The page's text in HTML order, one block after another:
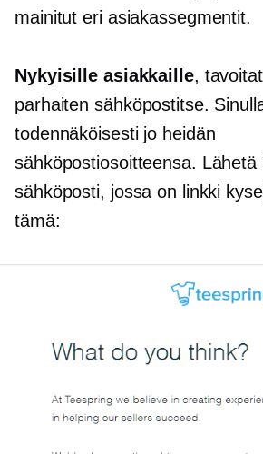
mainitut eri asiakassegmentit.
Nykyisille asiakkaille,
parhaiten sähköpostitse.
todennäköisesti jo heidän
sähköpostiosoitteensa. Lähetä
sähköposti, jossa on linkki
tämä: